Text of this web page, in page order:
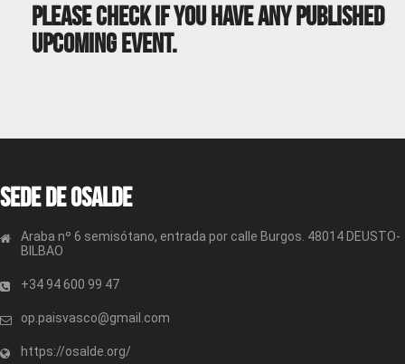
Please Check If You Have Any Published
Upcoming Event.
Sede de OSALDE
Araba nº 6 semisótano, entrada por calle Burgos. 48014 DEUSTO-
BILBAO
+34 94 600 99 47
op.paisvasco@gmail.com
https://osalde.org/